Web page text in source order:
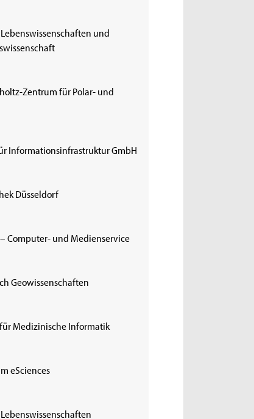
und
Zentrum für Polar- und
Informationsinfrastruktur GmbH
Düsseldorf
Computer- und Medienservice
Geowissenschaften
Medizinische Informatik
eSciences